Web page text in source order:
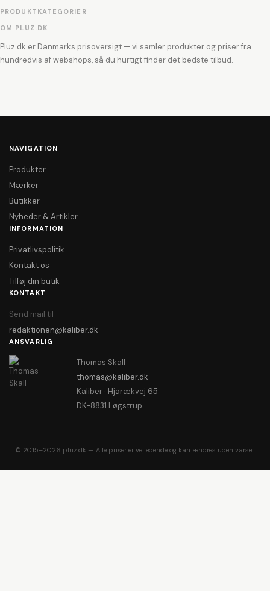
PRODUKTKATEGORIER
OM PLUZ.DK
Pluz.dk er Danmarks prisoversigt — vi samler produkter og priser fra
hundredvis af webshops, så du hurtigt finder det bedste tilbud.
NAVIGATION
Produkter
Mærker
Butikker
Nyheder & Artikler
INFORMATION
Privatlivspolitik
Kontakt os
Tilføj din butik
KONTAKT
Send mail til
redaktionen@kaliber.dk
ANSVARLIG
Thomas Skall
thomas@kaliber.dk
Kaliber · Hjarækvej 65
DK-8831 Løgstrup
© 2015–2026 pluz.dk — Alle priser er vejledende og kan ændres uden varsel.